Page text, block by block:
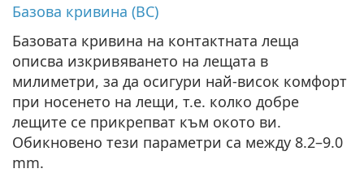
Базова кривина (BC)
Базовата кривина на контактната леща
описва изкривяването на лещата в
милиметри, за да осигури най-висок комфорт
при носенето на лещи, т.е. колко добре
лещите се прикрепват към окото ви.
Обикновено тези параметри са между 8.2–9.0
mm.